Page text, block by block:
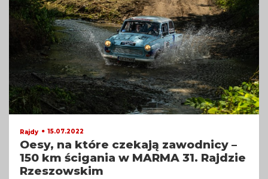
Rajdy 15.07.2022
Oesy, na które czekają zawodnicy –
150 km ścigania w MARMA 31. Rajdzie
Rzeszowskim